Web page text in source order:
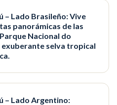
– Lado Brasileño: Vive
panorámicas de las
Nacional do
exuberante selva tropical
– Lado Argentino: